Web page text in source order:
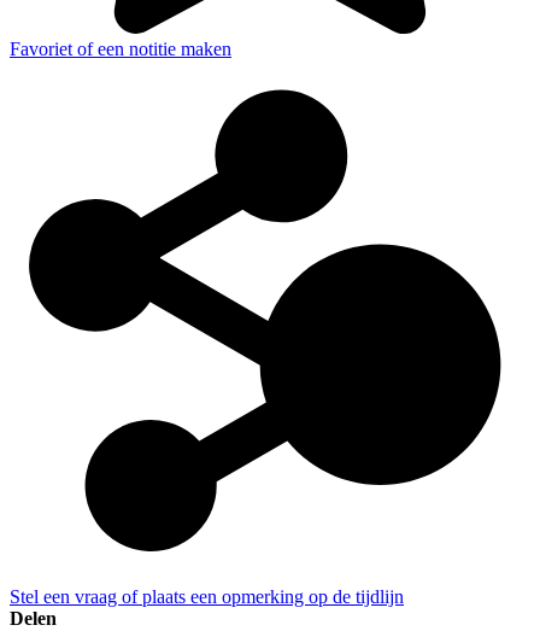
Favoriet of een notitie maken
Stel een vraag of plaats een opmerking op de tijdlijn
Delen